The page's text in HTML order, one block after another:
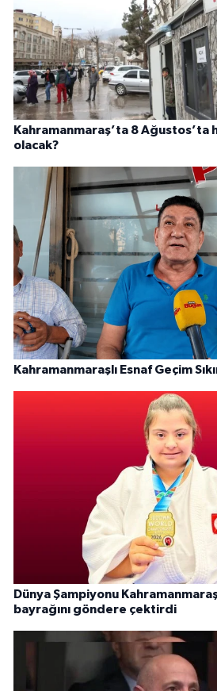
Kahramanmaraş’ta 8
olacak?
Kahramanmaraşlı Esnaf Geçim
Dünya Şampiyonu
bayrağını göndere çektirdi